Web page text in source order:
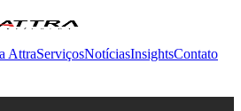
AttraServiçosNotíciasInsightsContato